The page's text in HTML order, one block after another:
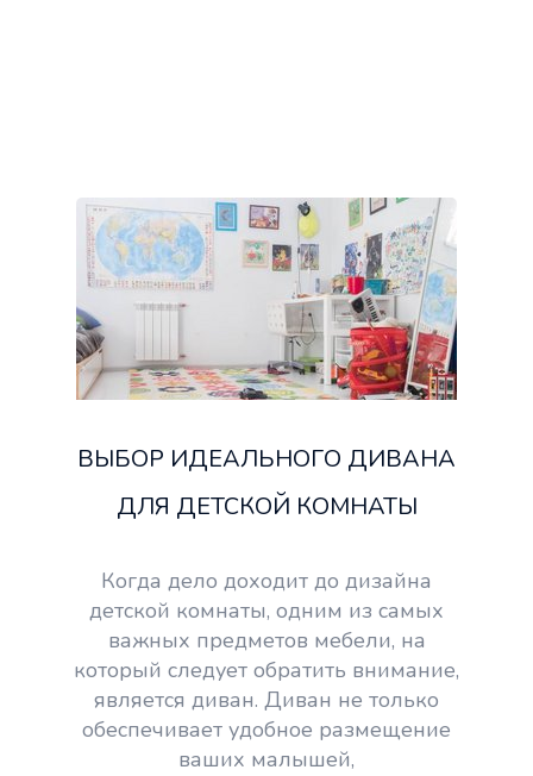
ВЫБОР ИДЕАЛЬНОГО ДИВАНА
ДЛЯ ДЕТСКОЙ КОМНАТЫ
Когда дело доходит до дизайна
детской комнаты, одним из самых
важных предметов мебели, на
который следует обратить внимание,
является диван. Диван не только
обеспечивает удобное размещение
ваших малышей,